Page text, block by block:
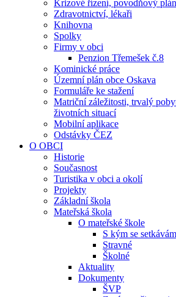
Krizové řízení, povodňový plán
Zdravotnictví, lékaři
Knihovna
Spolky
Firmy v obci
Penzion Třemešek č.8
Kominické práce
Územní plán obce Oskava
Formuláře ke stažení
Matriční záležitosti, trvalý
životních situací
Mobilní aplikace
Odstávky ČEZ
O OBCI
Historie
Současnost
Turistika v obci a okolí
Projekty
Základní škola
Mateřská škola
O mateřské škole
S kým se
Stravné
Školné
Aktuality
Dokumenty
ŠVP